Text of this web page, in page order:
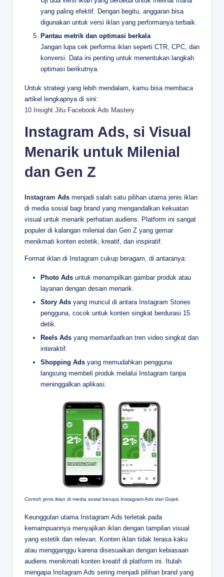
yang paling efektif. Dengan begitu, anggaran bisa
digunakan untuk versi iklan yang performanya terbaik.
Pantau metrik dan optimasi berkala
Jangan lupa cek performa iklan seperti CTR, CPC, dan
konversi. Data ini penting untuk menentukan langkah
optimasi berikutnya.
Untuk strategi yang lebih mendalam, kamu bisa membaca
artikel lengkapnya di sini:
10 Insight Jitu Facebook Ads Mastery
Instagram Ads, si Visual
Menarik untuk Milenial
dan Gen Z
Instagram Ads menjadi salah satu pilihan utama jenis iklan
di media sosial bagi brand yang mengandalkan kekuatan
visual untuk menarik perhatian audiens. Platform ini sangat
populer di kalangan milenial dan Gen Z yang gemar
menikmati konten estetik, kreatif, dan inspiratif.
Format iklan di Instagram cukup beragam, di antaranya:
Photo Ads untuk menampilkan gambar produk atau
layanan dengan desain menarik.
Story Ads yang muncul di antara Instagram Stories
pengguna, cocok untuk konten singkat berdurasi 15
detik.
Reels Ads yang memanfaatkan tren video singkat dan
interaktif.
Shopping Ads yang memudahkan pengguna
langsung membeli produk melalui Instagram tanpa
meninggalkan aplikasi.
Contoh jenis iklan di media sosial berupa Instagram Ads dari Gojek
Keunggulan utama Instagram Ads terletak pada
kemampuannya menyajikan iklan dengan tampilan visual
yang estetik dan relevan. Konten iklan tidak terasa kaku
atau mengganggu karena disesuaikan dengan kebiasaan
audiens menikmati konten kreatif di platform ini. Itulah
mengapa Instagram Ads sering menjadi pilihan brand yang